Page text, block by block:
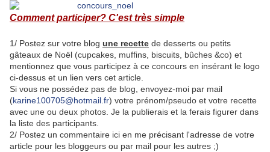
Comment participer? C'est très simple
1/ Postez sur votre blog une recette de desserts ou petits
gâteaux de Noël (cupcakes, muffins, biscuits, bûches &co) et
mentionnez que vous participez à ce concours en insérant le logo
ci-dessus et un lien vers cet article.
Si vous ne possédez pas de blog, envoyez-moi par mail
(karine100705@hotmail.fr) votre prénom/pseudo et votre recette
avec une ou deux photos. Je la publierais et la ferais figurer dans
la liste des participants.
2/ Postez un commentaire ici en me précisant l'adresse de votre
article pour les bloggeurs ou par mail pour les autres ;)